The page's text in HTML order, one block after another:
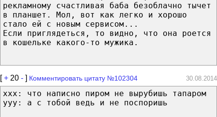
рекламному счастливая баба безоблачно тычет
в планшет. Мол, вот как легко и хорошо
стало ей с новым сервисом...
Если приглядеться, то видно, что она роется
в кошельке какого-то мужика.
[+ 20 - ] Комментировать цитату №102304 30.08.2014
xxx: что написно пиром не вырубишь тапаром
yyy: а с тобой ведь и не поспоришь